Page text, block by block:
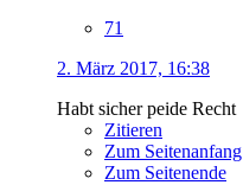
71
2. März 2017, 16:38
Habt sicher peide Recht
Zitieren
Zum Seitenanfang
Zum Seitenende